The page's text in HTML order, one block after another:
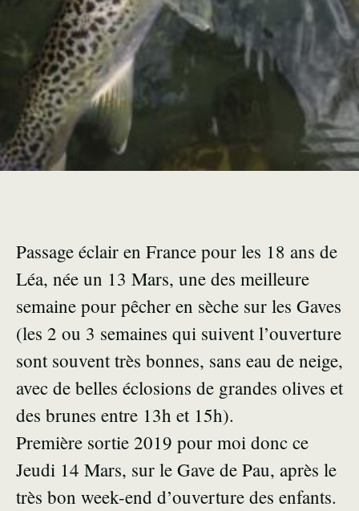
Passage éclair en France pour les 18 ans de
Léa, née un 13 Mars, une des meilleure
semaine pour pêcher en sèche sur les Gaves
(les 2 ou 3 semaines qui suivent l’ouverture
sont souvent très bonnes, sans eau de neige,
avec de belles éclosions de grandes olives et
des brunes entre 13h et 15h).
Première sortie 2019 pour moi donc ce
Jeudi 14 Mars, sur le Gave de Pau, après le
très bon week-end d’ouverture des enfants.